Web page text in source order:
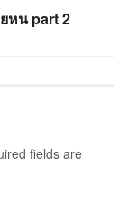
หน part 2
fields are